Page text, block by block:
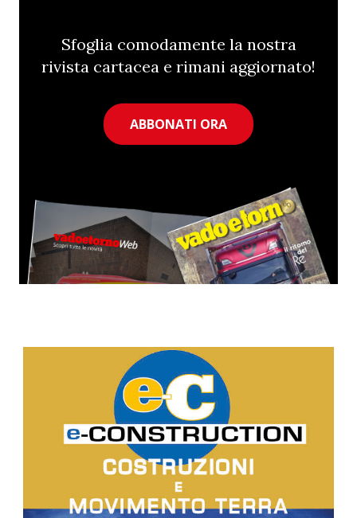
Sfoglia comodamente la nostra
rivista cartacea e rimani aggiornato!
ABBONATI ORA